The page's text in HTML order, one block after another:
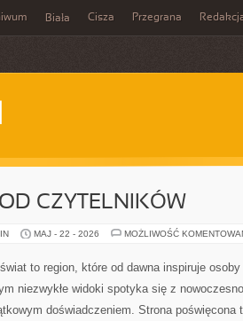
Biała Cisza Przegrana
CZYTELNIKÓW
MAJ - 22 - 2026 MOŻLIWOŚĆ
to region, które od dawna inspiruje
niezwykłe widoki spotyka się z
doświadczeniem. Strona poświęcona